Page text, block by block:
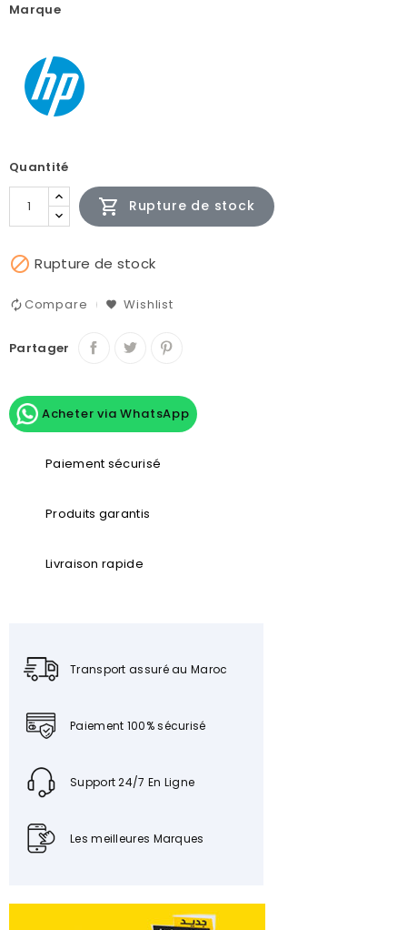
Marque
Quantité
 Rupture de stock
 Rupture de stock
Compare Wishlist
Partager
Acheter via WhatsApp
Paiement sécurisé
Produits garantis
Livraison rapide
Transport assuré au Maroc
Paiement 100% sécurisé
Support 24/7 En Ligne
Les meilleures Marques